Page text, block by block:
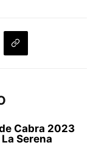
Cabra 2023
Serena